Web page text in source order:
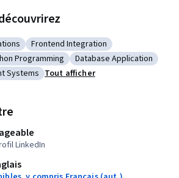
Web Applications
Catégorie : Frontend Integration
Frontend Integration
: Python Programming
Programming Catégorie : Database
Database Application
Management Systems
Systems Tout afficher
LinkedIn